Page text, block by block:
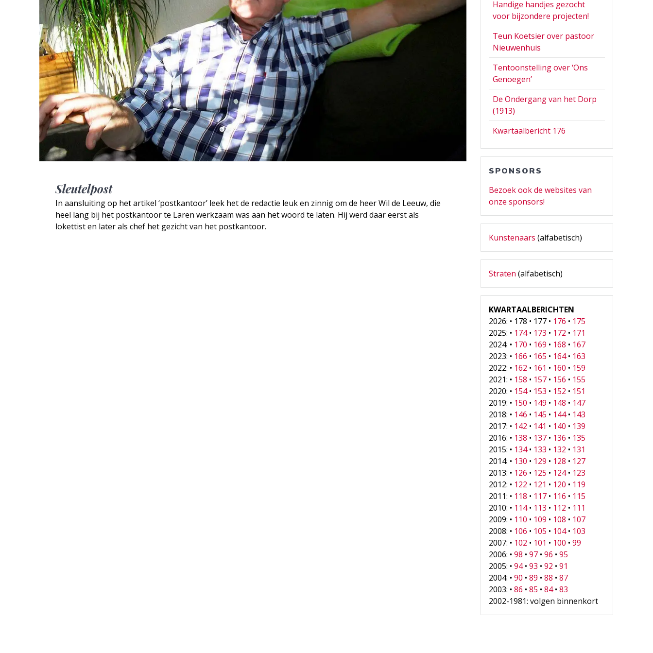
Sleutelpost
In aansluiting op het artikel ‘postkantoor’ leek het de redactie leuk en zinnig om de heer Wil de Leeuw, die
heel lang bij het postkantoor te Laren werkzaam was aan het woord te laten. Hij werd daar eerst als
lokettist en later als chef het gezicht van het postkantoor.
Handige handjes gezocht
voor bijzondere projecten!
Teun Koetsier over pastoor
Nieuwenhuis
Tentoonstelling over ‘Ons
Genoegen’
De Ondergang van het Dorp
(1913)
Kwartaalbericht 176
SPONSORS
Bezoek ook de websites van
onze sponsors!
Kunstenaars (alfabetisch)
Straten (alfabetisch)
KWARTAALBERICHTEN
2026: • 178 • 177 • 176 • 175
2025: • 174• 173 • 172 • 171
2024: • 170 • 169 • 168 • 167
2023: • 166 • 165 • 164• 163
2022: • 162 • 161 • 160 • 159
2021: • 158 • 157 • 156 • 155
2020: • 154• 153 • 152 • 151
2019: • 150 • 149 • 148 • 147
2018: • 146 • 145 • 144• 143
2017: • 142 • 141 • 140 • 139
2016: • 138 • 137 • 136 • 135
2015: • 134• 133 • 132 • 131
2014: • 130 • 129 • 128 • 127
2013: • 126 • 125 • 124• 123
2012: • 122 • 121 • 120 • 119
2011: • 118 • 117 • 116 • 115
2010: • 114• 113 • 112 • 111
2009: • 110 • 109 • 108 • 107
2008: • 106 • 105 • 104• 103
2007: • 102 • 101 • 100 •99
2006: •98 •97 •96 •95
2005: •94•93 •92 •91
2004: •90 •89 •88 •87
2003: •86 •85 •84•83
2002-1981: volgen binnenkort